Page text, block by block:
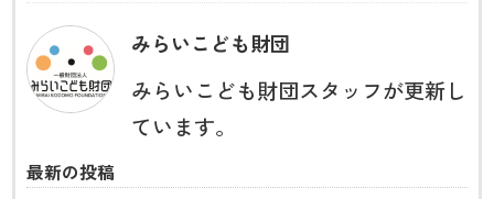
みらいこども財団
みらいこども財団スタッフが更新し
ています。
最新の投稿